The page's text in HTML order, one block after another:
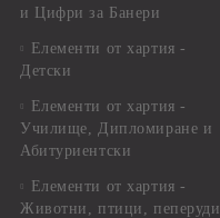
и Цифри за Банери
Елементи от хартия -
Детски
Елементи от хартия -
Училище, Дипломиране и
Абитуриентски
Елементи от хартия -
Животни, птици, пеперуди